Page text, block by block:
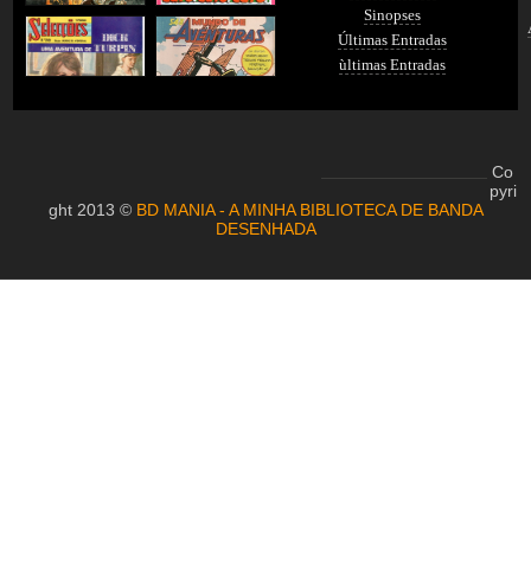
Sinopses
Últimas Entradas
ùltimas Entradas
Co
pyri
ght 2013 © BD MANIA - A MINHA BIBLIOTECA DE BANDA
DESENHADA